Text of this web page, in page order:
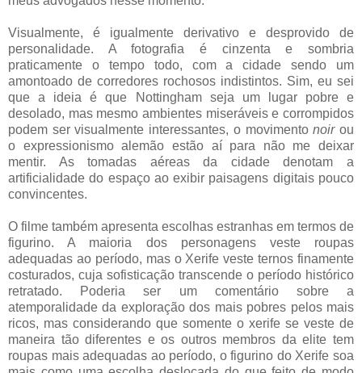
Visualmente, é igualmente derivativo e desprovido de
personalidade. A fotografia é cinzenta e sombria
praticamente o tempo todo, com a cidade sendo um
amontoado de corredores rochosos indistintos. Sim, eu sei
que a ideia é que Nottingham seja um lugar pobre e
desolado, mas mesmo ambientes miseráveis e corrompidos
podem ser visualmente interessantes, o movimentonoirou
o expressionismo alemão estão aí para não me deixar
mentir. As tomadas aéreas da cidade denotam a
artificialidade do espaço ao exibir paisagens digitais pouco
convincentes.
O filme também apresenta escolhas estranhas em termos de
figurino. A maioria dos personagens veste roupas
adequadas ao período, mas o Xerife veste ternos finamente
costurados, cuja sofisticação transcende o período histórico
retratado. Poderia ser um comentário sobre a
atemporalidade da exploração dos mais pobres pelos mais
ricos, mas considerando que somente o xerife se veste de
maneira tão diferentes e os outros membros da elite tem
roupas mais adequadas ao período, o figurino do Xerife soa